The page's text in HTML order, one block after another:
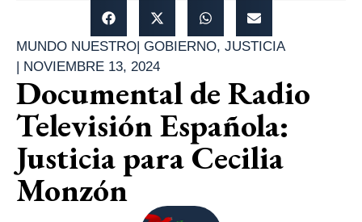
MUNDO NUESTRO| GOBIERNO, JUSTICIA
| NOVIEMBRE 13, 2024
Documental de Radio
Televisión Española:
Justicia para Cecilia
Monzón